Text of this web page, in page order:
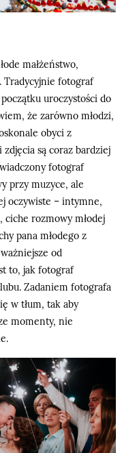
małżeństwo,
Tradycyjnie fotograf
uroczystości do
że zarówno młodzi,
obyci z
są coraz bardziej
fotograf
przy muzyce, ale
oczywiste – intymne,
ciche rozmowy młodej
pana młodego z
od
to, jak fotograf
Zadaniem fotografa
w tłum, tak aby
momenty, nie